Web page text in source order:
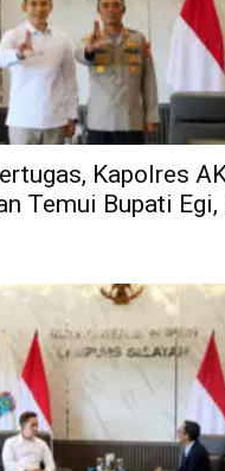
Kapolres
Temui Bupati Egi,